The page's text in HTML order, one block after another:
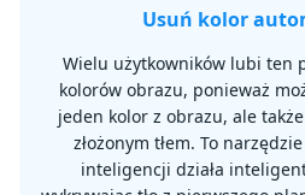
Usuń kolor
Wielu użytkowników lubi ten
kolorów obrazu, ponieważ
jeden kolor z obrazu, ale
złożonym tłem. To
inteligencji działa